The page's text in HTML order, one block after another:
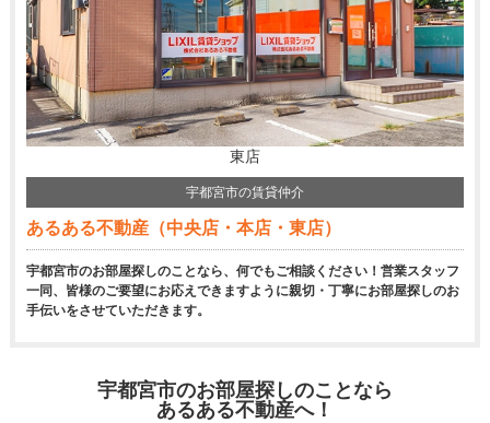
東店
宇都宮市の賃貸仲介
あるある不動産（中央店・本店・東店）
宇都宮市のお部屋探しのことなら、何でもご相談ください！営業スタッフ
一同、皆様のご要望にお応えできますように親切・丁寧にお部屋探しのお
手伝いをさせていただきます。
宇都宮市のお部屋探しのことなら
あるある不動産へ！